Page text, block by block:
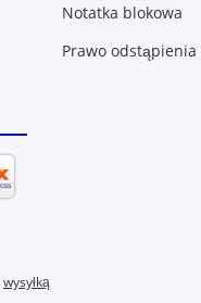
Notatka blokowa
Prawo
wysyłką